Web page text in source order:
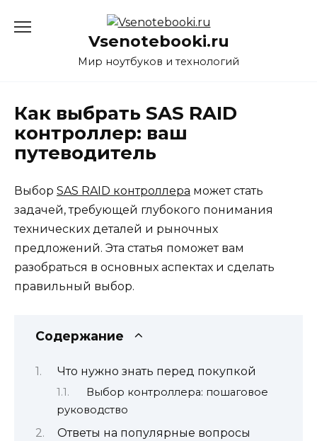
Vsenotebooki.ru
Мир ноутбуков и технологий
Как выбрать SAS RAID
контроллер: ваш
путеводитель
Выбор SAS RAID контроллера может стать
задачей, требующей глубокого понимания
технических деталей и рыночных
предложений. Эта статья поможет вам
разобраться в основных аспектах и сделать
правильный выбор.
Содержание
Что нужно знать перед покупкой
Выбор контроллера: пошаговое
руководство
Ответы на популярные вопросы